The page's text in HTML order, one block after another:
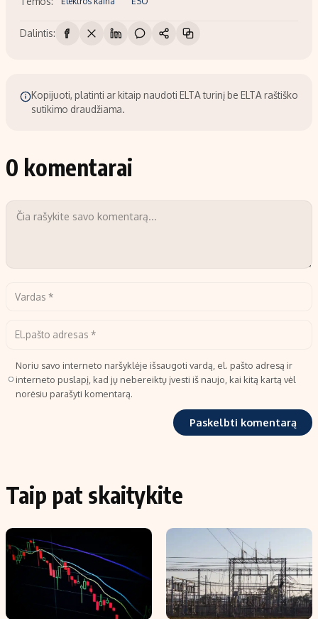
Dalintis:
Kopijuoti, platinti ar kitaip naudoti ELTA turinį be ELTA raštiško
sutikimo draudžiama.
0 komentarai
Noriu savo interneto naršyklėje išsaugoti vardą, el. pašto adresą ir
interneto puslapį, kad jų nebereiktų įvesti iš naujo, kai kitą kartą vėl
norėsiu parašyti komentarą.
Taip pat skaitykite